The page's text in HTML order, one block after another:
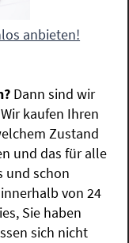
anbieten!
Dann sind wir
kaufen Ihren
Zustand
und das für alle
und schon
von 24
Sie haben
sich nicht